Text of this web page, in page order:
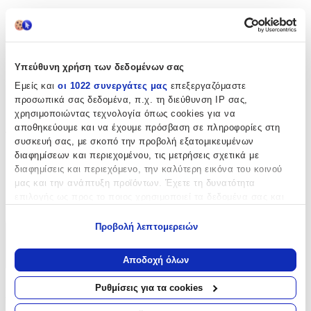
Υπεύθυνη χρήση των δεδομένων σας
Εμείς και οι 1022 συνεργάτες μας επεξεργαζόμαστε
προσωπικά σας δεδομένα, π.χ. τη διεύθυνση IP σας,
χρησιμοποιώντας τεχνολογία όπως cookies για να
αποθηκεύουμε και να έχουμε πρόσβαση σε πληροφορίες στη
συσκευή σας, με σκοπό την προβολή εξατομικευμένων
διαφημίσεων και περιεχομένου, τις μετρήσεις σχετικά με
διαφημίσεις και περιεχόμενο, την καλύτερη εικόνα του κοινού
μας και την ανάπτυξη προϊόντων. Έχετε τη δυνατότητα
Να συλλέξουμε πληροφορίες σχετικά με τη γεωγραφική
σας τοποθεσία, οι οποίες μπορεί να είναι ακριβείς σε
απόσταση μερικών μέτρων
Να αναγνωρίσουμε τη συσκευή σας σαρώνοντας ενεργά
Προβολή λεπτομερειών
Αποδοχή όλων
Ρυθμίσεις για τα cookies
Όχι
Επιχρυσωμένη:
Φύλο:
Unisex
Χρώμα Υλικού:
Λευκό
Χαρακτηριστικά